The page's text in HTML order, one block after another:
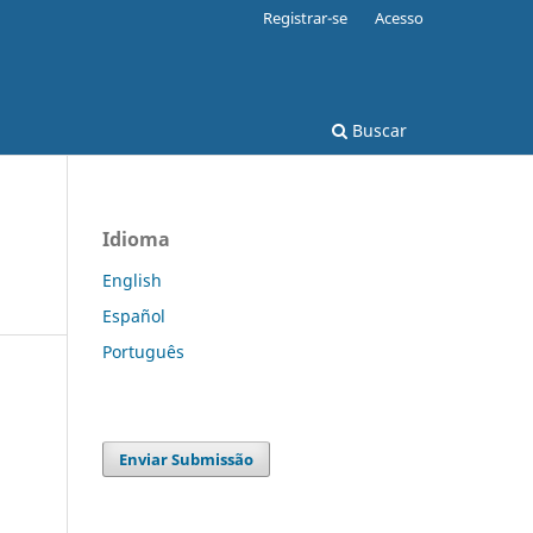
Buscar
Registrar-se Acesso
Idioma
English
Español
Português
Enviar Submissão